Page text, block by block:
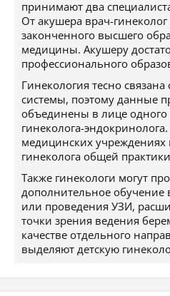
принимают два
От акушера врач-
законченного высшего
медицины. Акушеру
профессионального
Гинекология тесно
системы, поэтому данные
объединены в лице одного
гинеколога-
медицинских учреждениях
гинеколога общей
Также гинекологи могут
дополнительное обучение
или проведения УЗИ,
точки зрения ведения
качестве отдельного
выделяют детскую